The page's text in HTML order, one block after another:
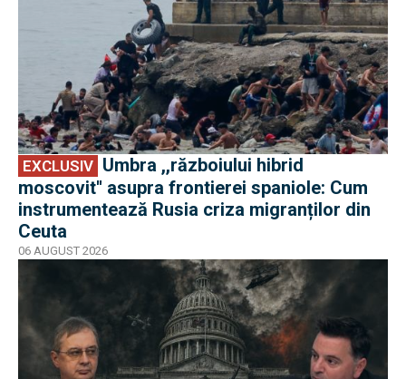
EXCLUSIV
moscovit'' asupra frontierei spaniole: Cum
instrumentează Rusia criza migranților din
Ceuta
06 AUGUST 2026